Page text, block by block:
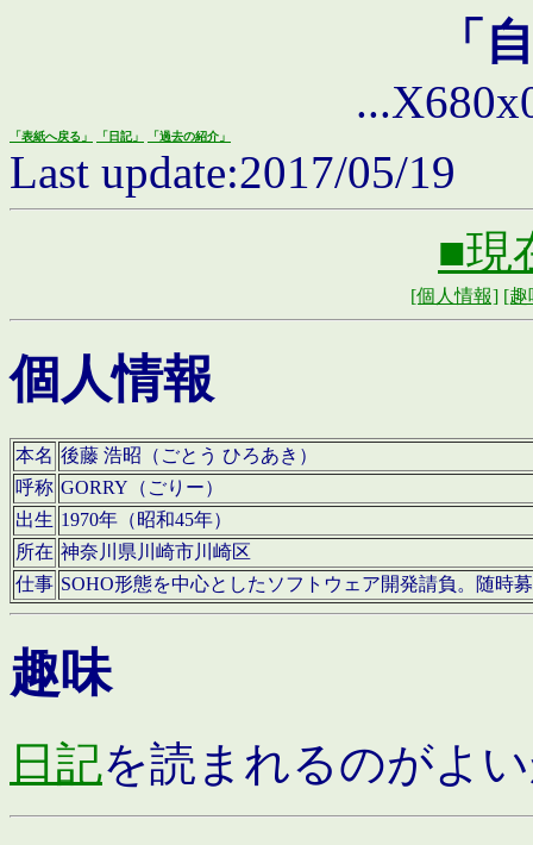
「
「表紙へ戻る」 「日記」 「過去の紹介」
Last update:2017/05/19
■現
[個人情報] [趣
個人情報
本名 後藤 浩昭（ごとう ひろあき）
呼称 GORRY（ごりー）
出生 1970年（昭和45年）
所在 神奈川県川崎市川崎区
仕事 SOHO形態を中心としたソフトウェア開発請負。随時
趣味
日記を読まれるのがよ